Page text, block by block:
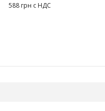
588 грн с НДС